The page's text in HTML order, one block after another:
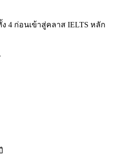
4 ก่อนเข้าสู่คลาส IELTS หลัก